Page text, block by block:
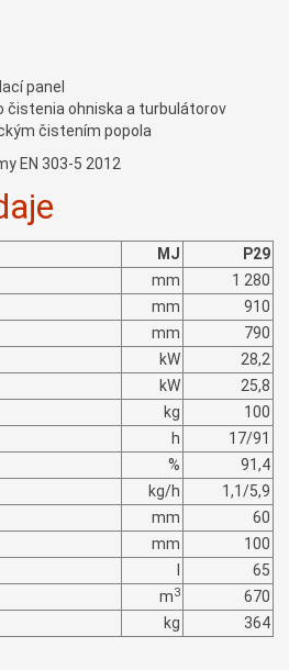
panel
čistenia ohniska a turbulátorov
čistením popola
EN 303-5 2012
MJ
P29
mm
1 280
mm
910
mm
790
kW
28,2
kW
25,8
kg
100
h
17/91
%
91,4
kg/h
1,1/5,9
mm
60
mm
100
65
m3
670
kg 364